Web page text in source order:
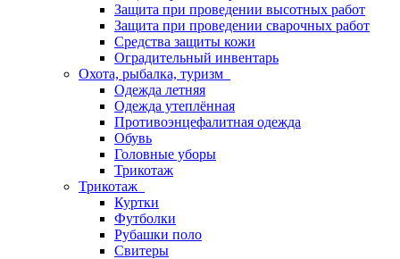
Защита при проведении высотных работ
Защита при проведении сварочных работ
Средства защиты кожи
Оградительный инвентарь
Охота, рыбалка, туризм
Одежда летняя
Одежда утеплённая
Противоэнцефалитная одежда
Обувь
Головные уборы
Трикотаж
Трикотаж
Куртки
Футболки
Рубашки поло
Свитеры